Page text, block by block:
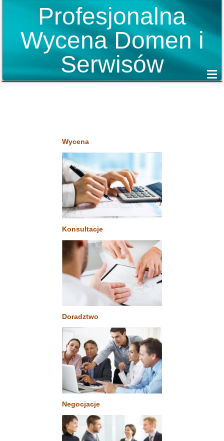
Profesjonalna
Wycena Domen i
Serwisów
Wycena
Konsultacje
Doradztwo
Negocjacje